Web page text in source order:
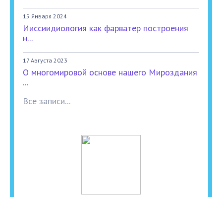
15 Января 2024
Ииссиидиология как фарватер построения
н...
17 Августа 2023
О многомировой основе нашего Мироздания
...
Все записи...